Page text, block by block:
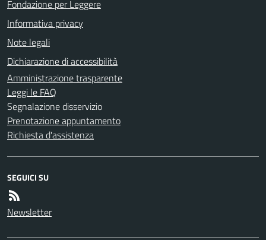
Fondazione per Leggere
Informativa privacy
Note legali
Dichiarazione di accessibilità
Amministrazione trasparente
Leggi le FAQ
Segnalazione disservizio
Prenotazione appuntamento
Richiesta d'assistenza
SEGUICI SU
Newsletter